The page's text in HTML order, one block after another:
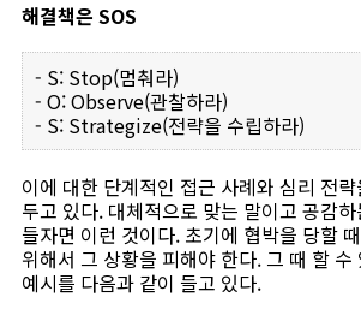
해결책은 SOS
- S: Stop(멈춰라)
- O: Observe(관찰하라)
- S: Strategize(전략을 수립하라)
이에 대한 단계적인 접근 사례와 심리 전
두고 있다. 대체적으로 맞는 말이고 공감
들자면 이런 것이다. 초기에 협박을 당할
위해서 그 상황을 피해야 한다. 그 때 할
예시를 다음과 같이 들고 있다.